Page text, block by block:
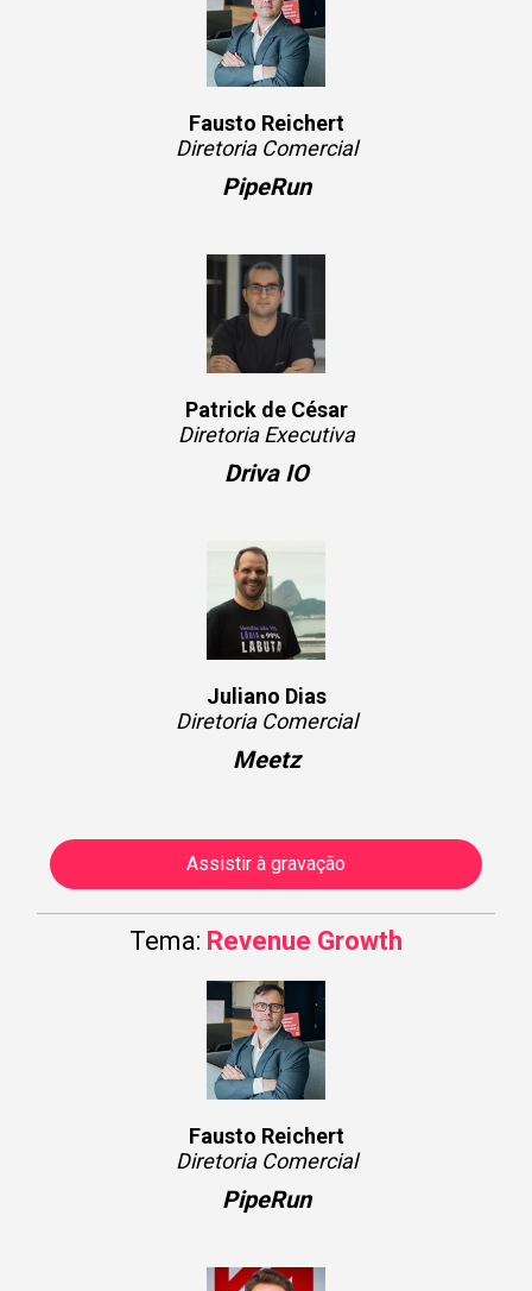
Fausto Reichert
Diretoria Comercial
PipeRun
Patrick de César
Diretoria Executiva
Driva IO
Juliano Dias
Diretoria Comercial
Meetz
Assistir à gravação
Tema: Revenue Growth
Fausto Reichert
Diretoria Comercial
PipeRun